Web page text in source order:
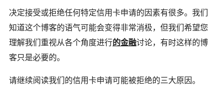
决定接受或拒绝任何特定信用卡申请的因素有很多。我们
知道这个博客的语气可能会变得非常消极，但我们希望您
理解我们重视从各个角度进行的金融讨论，有时这样的博
客只是必要的。
请继续阅读我们的信用卡申请可能被拒绝的三大原因。